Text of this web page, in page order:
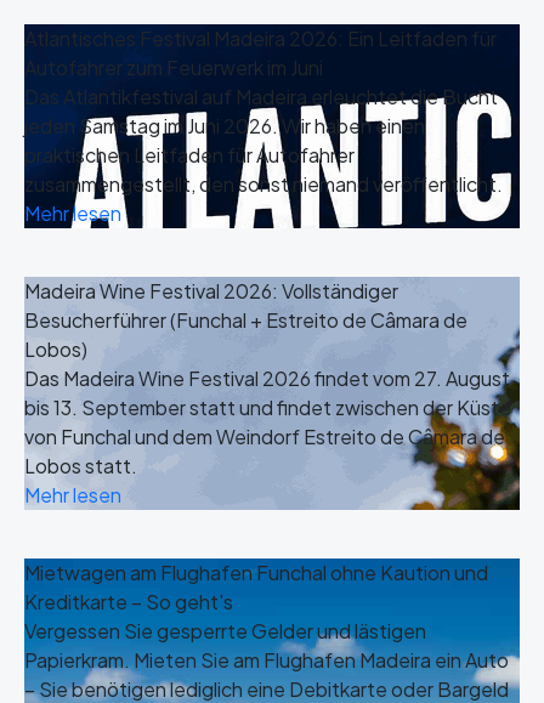
Atlantisches Festival Madeira 2026: Ein Leitfaden für
Autofahrer zum Feuerwerk im Juni
Das Atlantikfestival auf Madeira erleuchtet die Bucht
jeden Samstag im Juni 2026. Wir haben einen
praktischen Leitfaden für Autofahrer
zusammengestellt, den sonst niemand veröffentlicht.
Mehr lesen
Madeira Wine Festival 2026: Vollständiger
Besucherführer (Funchal + Estreito de Câmara de
Lobos)
Das Madeira Wine Festival 2026 findet vom 27. August
bis 13. September statt und findet zwischen der Küste
von Funchal und dem Weindorf Estreito de Câmara de
Lobos statt.
Mehr lesen
Mietwagen am Flughafen Funchal ohne Kaution und
Kreditkarte – So geht's
Vergessen Sie gesperrte Gelder und lästigen
Papierkram. Mieten Sie am Flughafen Madeira ein Auto
– Sie benötigen lediglich eine Debitkarte oder Bargeld